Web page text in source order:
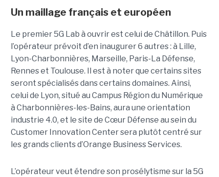
Un maillage français et européen
Le premier 5G Lab à ouvrir est celui de Châtillon. Puis
l’opérateur prévoit d’en inaugurer 6 autres : à Lille,
Lyon-Charbonnières, Marseille, Paris-La Défense,
Rennes et Toulouse. Il est à noter que certains sites
seront spécialisés dans certains domaines. Ainsi,
celui de Lyon, situé au Campus Région du Numérique
à Charbonnières-les-Bains, aura une orientation
industrie 4.0, et le site de Cœur Défense au sein du
Customer Innovation Center sera plutôt centré sur
les grands clients d’Orange Business Services.
L’opérateur veut étendre son prosélytisme sur la 5G